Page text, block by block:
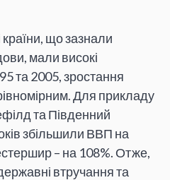
країни, що зазнали
мали високі
та 2005, зростання
Для прикладу
та Південний
збільшили ВВП на
– на 108%. Отже,
втручання та